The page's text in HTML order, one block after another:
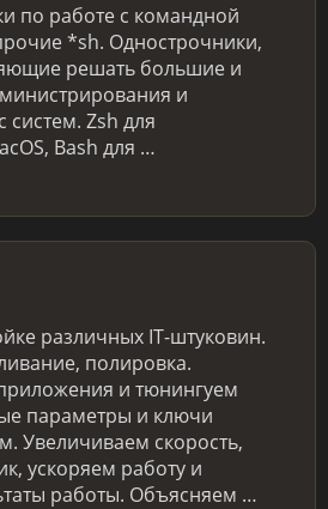
по работе с командной
*sh. Однострочники,
решать большие и
и
Zsh для
Bash для …
различных IT-штуковин.
полировка.
и тюнингуем
параметры и ключи
Увеличиваем скорость,
ускоряем работу и
работы. Объясняем …